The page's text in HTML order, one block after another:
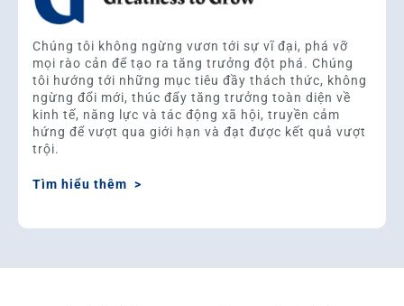
Chúng tôi không ngừng vươn tới sự vĩ đại, phá vỡ
mọi rào cản để tạo ra tăng trưởng đột phá. Chúng
tôi hướng tới những mục tiêu đầy thách thức, không
ngừng đổi mới, thúc đẩy tăng trưởng toàn diện về
kinh tế, năng lực và tác động xã hội, truyền cảm
hứng để vượt qua giới hạn và đạt được kết quả vượt
trội.
Tìm hiểu thêm >